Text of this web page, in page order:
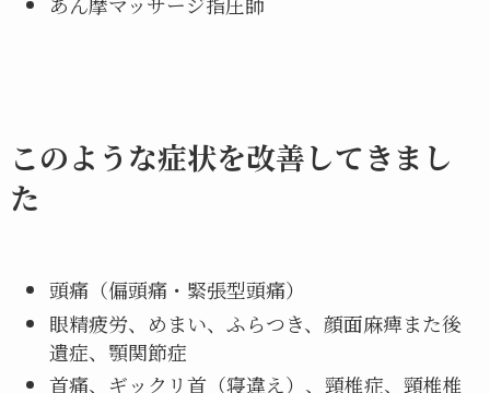
このような症状を改善してきまし
た
頭痛（偏頭痛・緊張型頭痛）
眼精疲労、めまい、ふらつき、顔面麻痺また後
遺症、顎関節症
首痛、ギックリ首（寝違え）、頸椎症、頸椎椎